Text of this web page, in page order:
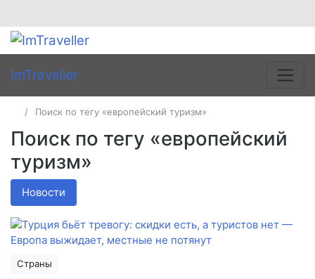
ImTraveller
Поиск по тегу «европейский туризм»
Поиск по тегу «европейский
туризм»
Новости
Страны